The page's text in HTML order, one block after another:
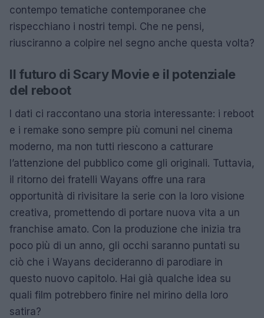
contempo tematiche contemporanee che
rispecchiano i nostri tempi. Che ne pensi,
riusciranno a colpire nel segno anche questa volta?
Il futuro di Scary Movie e il potenziale
del reboot
I dati ci raccontano una storia interessante: i reboot
e i remake sono sempre più comuni nel cinema
moderno, ma non tutti riescono a catturare
l’attenzione del pubblico come gli originali. Tuttavia,
il ritorno dei fratelli Wayans offre una rara
opportunità di rivisitare la serie con la loro visione
creativa, promettendo di portare nuova vita a un
franchise amato. Con la produzione che inizia tra
poco più di un anno, gli occhi saranno puntati su
ciò che i Wayans decideranno di parodiare in
questo nuovo capitolo. Hai già qualche idea su
quali film potrebbero finire nel mirino della loro
satira?